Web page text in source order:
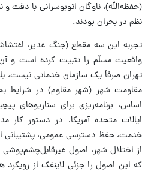
(حفظه‌الله)، ناوگان اتوبوسرانی با
نظم در بحران بودند.
تجربه این سه مقطع (جنگ غدیر،
واقعیت مسلّم را تثبیت کرده است و
تهران صرفاً یک سازمان خدماتی نیست،
مقاومت شهر (شهر مقاوم) در شرایط
اساس، برنامه‌ریزی برای سناریوهای
ایالات متحده آمریکا، در دستور کار
خدمت، حفظ دسترسی عمومی، پشتیبانی
از اختلال شهر، اصول
که این اصول را جزئی لاینفک از